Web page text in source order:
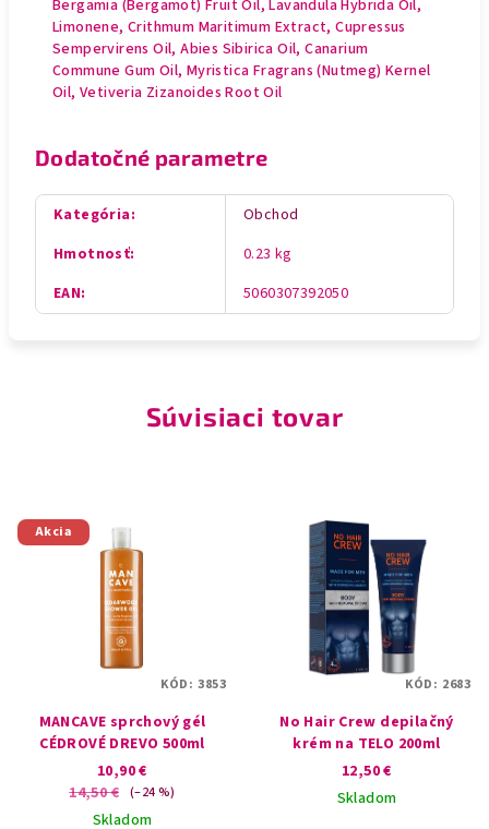
Bergamia (Bergamot) Fruit Oil, Lavandula Hybrida Oil,
Limonene, Crithmum Maritimum Extract, Cupressus
Sempervirens Oil, Abies Sibirica Oil, Canarium
Commune Gum Oil, Myristica Fragrans (Nutmeg) Kernel
Oil, Vetiveria Zizanoides Root Oil
Dodatočné parametre
Kategória:
Obchod
Hmotnosť:
0.23 kg
EAN: 5060307392050
Súvisiaci tovar
Akcia
MANCAVE sprchový gél
CÉDROVÉ DREVO 500ml
10,90 €
14,50 € (–24 %)
Skladom
KÓD: 3853
No Hair Crew depilačný
krém na TELO 200ml
12,50 €
Skladom
KÓD: 2683